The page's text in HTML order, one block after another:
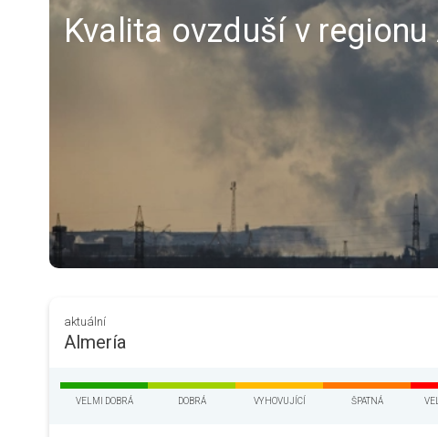
Kvalita ovzduší v regionu
aktuální
Almería
VELMI DOBRÁ DOBRÁ VYHOVUJÍCÍ ŠPATNÁ